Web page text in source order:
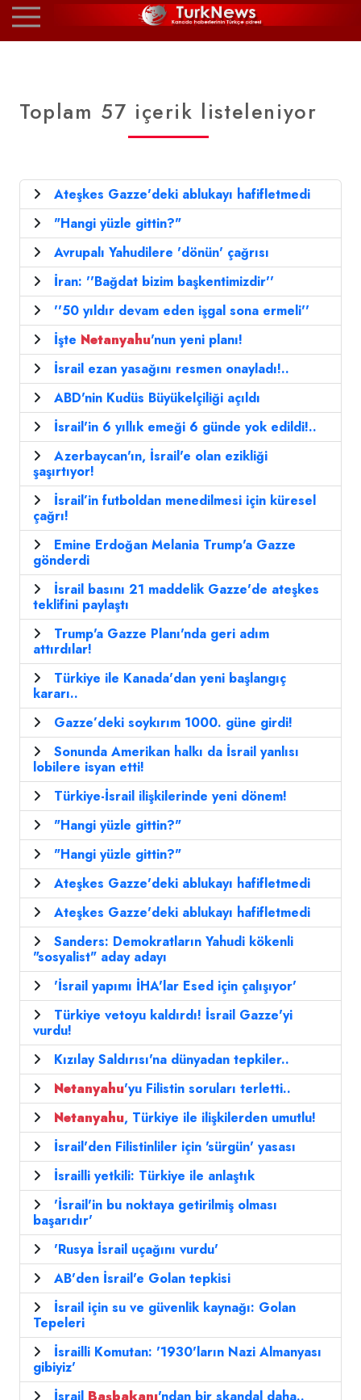
Toplam 57 içerik listeleniyor
Ateşkes Gazze'deki ablukayı hafifletmedi
"Hangi yüzle gittin?"
Avrupalı Yahudilere 'dönün' çağrısı
İran: ''Bağdat bizim başkentimizdir''
''50 yıldır devam eden işgal sona ermeli''
İşte Netanyahu'nun yeni planı!
İsrail ezan yasağını resmen onayladı!..
ABD'nin Kudüs Büyükelçiliği açıldı
İsrail'in 6 yıllık emeği 6 günde yok edildi!..
Azerbaycan'ın, İsrail'e olan ezikliği
şaşırtıyor!
İsrail’in futboldan menedilmesi için küresel
çağrı!
Emine Erdoğan Melania Trump'a Gazze
gönderdi
İsrail basını 21 maddelik Gazze'de ateşkes
teklifini paylaştı
Trump'a Gazze Planı'nda geri adım
attırdılar!
Türkiye ile Kanada'dan yeni başlangıç
kararı..
Gazze’deki soykırım 1000. güne girdi!
Sonunda Amerikan halkı da İsrail yanlısı
lobilere isyan etti!
Türkiye-İsrail ilişkilerinde yeni dönem!
"Hangi yüzle gittin?"
"Hangi yüzle gittin?"
Ateşkes Gazze'deki ablukayı hafifletmedi
Ateşkes Gazze'deki ablukayı hafifletmedi
Sanders: Demokratların Yahudi kökenli
"sosyalist" aday adayı
'İsrail yapımı İHA'lar Esed için çalışıyor'
Türkiye vetoyu kaldırdı! İsrail Gazze'yi
vurdu!
Kızılay Saldırısı'na dünyadan tepkiler..
Netanyahu'yu Filistin soruları terletti..
Netanyahu, Türkiye ile ilişkilerden umutlu!
İsrail'den Filistinliler için 'sürgün' yasası
İsrailli yetkili: Türkiye ile anlaştık
'İsrail'in bu noktaya getirilmiş olması
başarıdır'
'Rusya İsrail uçağını vurdu'
AB'den İsrail'e Golan tepkisi
İsrail için su ve güvenlik kaynağı: Golan
Tepeleri
İsrailli Komutan: '1930'ların Nazi Almanyası
gibiyiz'